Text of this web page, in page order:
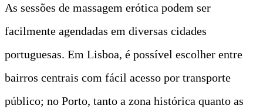
As sessões de massagem erótica podem ser
facilmente agendadas em diversas cidades
portuguesas. Em Lisboa, é possível escolher entre
bairros centrais com fácil acesso por transporte
público; no Porto, tanto a zona histórica quanto as